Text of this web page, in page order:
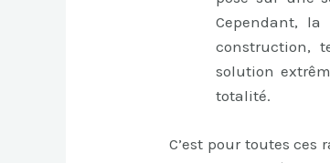
Cependant,
construction,
solution
totalité.
C’est pour toutes